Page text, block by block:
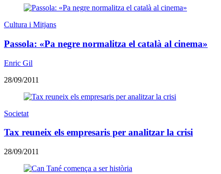
Cultura i Mitjans
Passola: «Pa negre normalitza el català al cinema»
Enric Gil
28/09/2011
Societat
Tax reuneix els empresaris per analitzar la crisi
28/09/2011